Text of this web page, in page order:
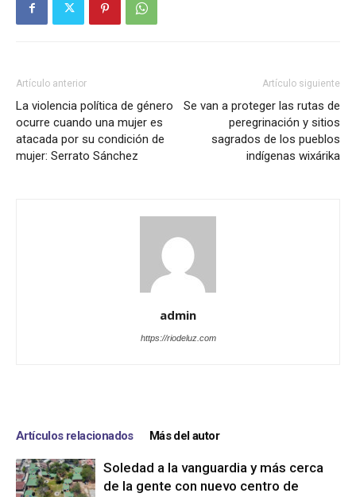
Artículo anterior
La violencia política de género
ocurre cuando una mujer es
atacada por su condición de
mujer: Serrato Sánchez
Artículo siguiente
Se van a proteger las rutas de
peregrinación y sitios
sagrados de los pueblos
indígenas wixárika
admin
https://riodeluz.com
Artículos relacionados Más del autor
Soledad a la vanguardia y más cerca
de la gente con nuevo centro de